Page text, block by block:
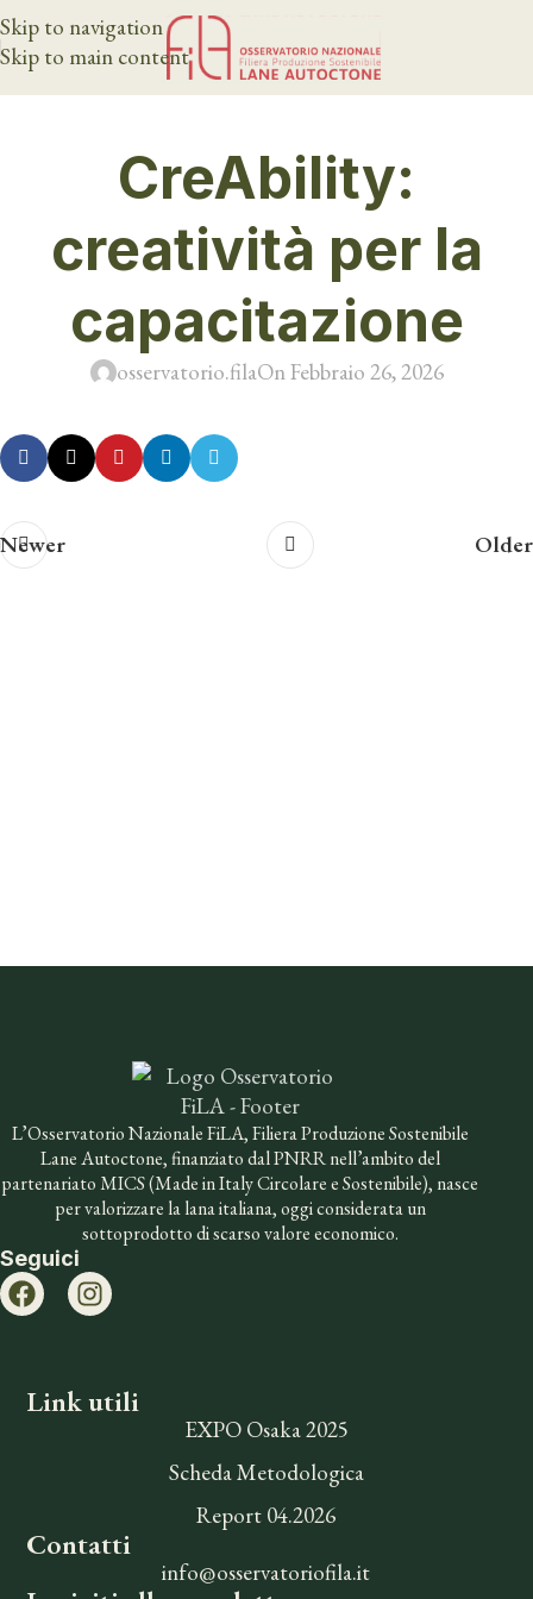
Skip to navigation
Skip to main content
CreAbility:
creatività per la
capacitazione
osservatorio.filaOn Febbraio 26, 2026
Newer Older
L’Osservatorio Nazionale FiLA, Filiera Produzione Sostenibile
Lane Autoctone, finanziato dal PNRR nell’ambito del
partenariato MICS (Made in Italy Circolare e Sostenibile), nasce
per valorizzare la lana italiana, oggi considerata un
sottoprodotto di scarso valore economico.
Seguici
Link utili
EXPO Osaka 2025
Scheda Metodologica
Report 04.2026
Contatti
info@osservatoriofila.it